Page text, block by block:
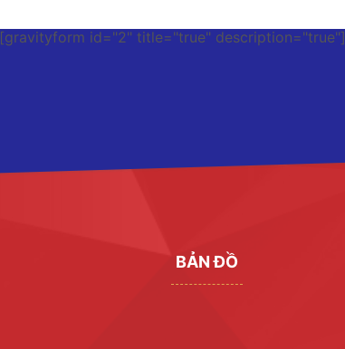
[gravityform id="2" title="true" description="true"]
BẢN ĐỒ